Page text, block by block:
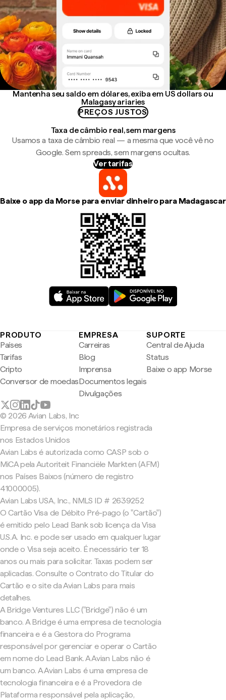
Mantenha seu saldo em dólares, exiba em US dollars ou
Malagasy ariaries
PREÇOS JUSTOS
Taxa de câmbio real, sem margens
Usamos a taxa de câmbio real — a mesma que você vê no
Google. Sem spreads, sem margens ocultas.
Ver tarifas
Baixe o app da Morse para enviar dinheiro para Madagascar
PRODUTO
Países
Tarifas
Cripto
Conversor de moedas
EMPRESA
Carreiras
Blog
Imprensa
Documentos legais
Divulgações
SUPORTE
Central de Ajuda
Status
Baixe o app Morse
© 2026 Avian Labs, Inc
Empresa de serviços monetários registrada
nos Estados Unidos
Avian Labs é autorizada como CASP sob o
MiCA pela Autoriteit Financiële Markten (AFM)
nos Países Baixos (número de registro
41000005).
Avian Labs USA, Inc., NMLS ID # 2639252
O Cartão Visa de Débito Pré-pago (o "Cartão")
é emitido pelo Lead Bank sob licença da Visa
U.S.A. Inc. e pode ser usado em qualquer lugar
onde o Visa seja aceito. É necessário ter 18
anos ou mais para solicitar. Taxas podem ser
aplicadas. Consulte o Contrato do Titular do
Cartão e o site da Avian Labs para mais
detalhes.
A Bridge Ventures LLC ("Bridge") não é um
banco. A Bridge é uma empresa de tecnologia
financeira e é a Gestora do Programa
responsável por gerenciar e operar o Cartão
em nome do Lead Bank. A Avian Labs não é
um banco. A Avian Labs é uma empresa de
tecnologia financeira e é a Provedora de
Plataforma responsável pela aplicação,